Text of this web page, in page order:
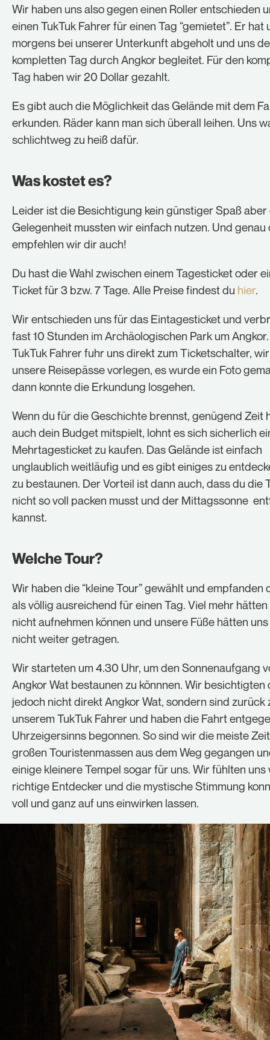
Wir haben uns also gegen einen Roller entschieden
einen TukTuk Fahrer für einen Tag “gemietet”. Er hat
morgens bei unserer Unterkunft abgeholt und uns
kompletten Tag durch Angkor begleitet. Für den
Tag haben wir 20 Dollar gezahlt.
Es gibt auch die Möglichkeit das Gelände mit dem
erkunden. Räder kann man sich überall leihen. Uns
schlichtweg zu heiß dafür.
Was kostet es?
Leider ist die Besichtigung kein günstiger Spaß aber
Gelegenheit mussten wir einfach nutzen. Und genau
empfehlen wir dir auch!
Du hast die Wahl zwischen einem Tagesticket oder
Ticket für 3 bzw. 7 Tage. Alle Preise findest du hier.
Wir entschieden uns für das Eintagesticket und
fast 10 Stunden im Archäologischen Park um
TukTuk Fahrer fuhr uns direkt zum Ticketschalter,
unsere Reisepässe vorlegen, es wurde ein Foto
dann konnte die Erkundung losgehen.
Wenn du für die Geschichte brennst, genügend Zeit
auch dein Budget mitspielt, lohnt es sich sicherlich
Mehrtagesticket zu kaufen. Das Gelände ist einfach
unglaublich weitläufig und es gibt einiges zu
zu bestaunen. Der Vorteil ist dann auch, dass du die
nicht so voll packen musst und der Mittagssonne
kannst.
Welche Tour?
Wir haben die “kleine Tour” gewählt und empfanden
als völlig ausreichend für einen Tag. Viel mehr
nicht aufnehmen können und unsere Füße hätten
nicht weiter getragen.
Wir starteten um 4.30 Uhr, um den Sonnenaufgang
Angkor Wat bestaunen zu könnnen. Wir besichtigten
jedoch nicht direkt Angkor Wat, sondern sind zurück
unserem TukTuk Fahrer und haben die Fahrt
Uhrzeigersinns begonnen. So sind wir die meiste
großen Touristenmassen aus dem Weg gegangen
einige kleinere Tempel sogar für uns. Wir fühlten uns
richtige Entdecker und die mystische Stimmung
voll und ganz auf uns einwirken lassen.